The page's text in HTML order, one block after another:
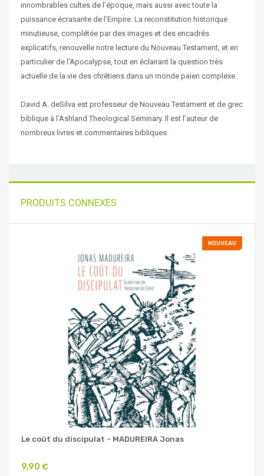
innombrables cultes de l’époque, mais aussi avec toute la
puissance écrasante de l’Empire. La reconstitution historique
minutieuse, complétée par des images et des encadrés
explicatifs, renouvelle notre lecture du Nouveau Testament, et en
particulier de l’Apocalypse, tout en éclairant la question très
actuelle de la vie des chrétiens dans un monde païen complexe.
David A. deSilva est professeur de Nouveau Testament et de grec
biblique à l’Ashland Theological Seminary. Il est l’auteur de
nombreux livres et commentaires bibliques.
PRODUITS CONNEXES
NOUVEAU
Le coût du discipulat - MADUREIRA Jonas
9,90 €